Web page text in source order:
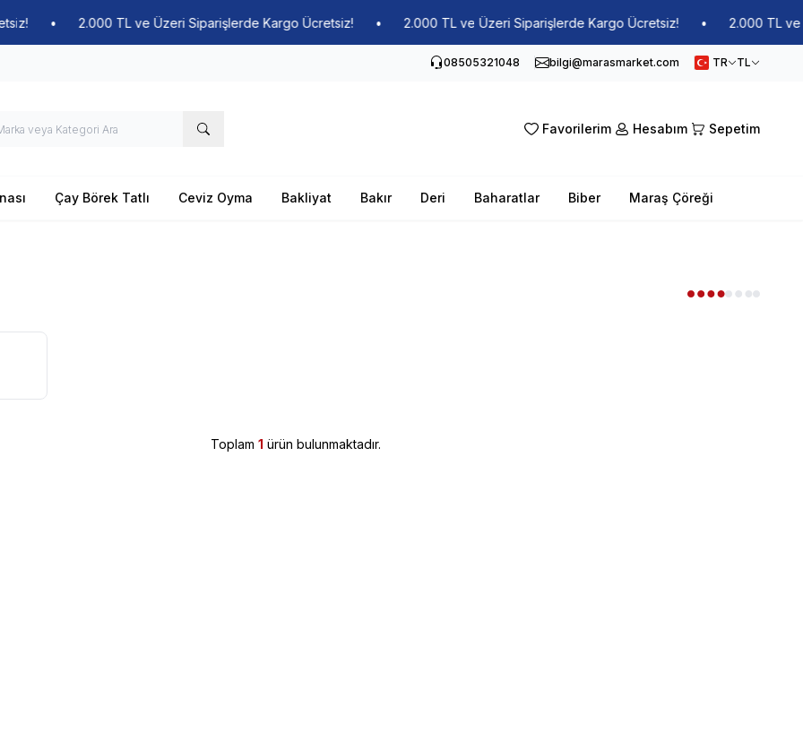
2.000 TL ve Üzeri Siparişlerde Kargo Ücretsiz! • 2.000 TL ve Üzeri Siparişlerde Kargo Ücretsiz! • 2.000 TL ve Üzeri
08505321048 bilgi@marasmarket.com TR TL
Favorilerim Hesabım Sepetim
Çay Börek Tatlı Ceviz Oyma Bakliyat Bakır Deri Baharatlar Biber Maraş Çöreği
Toplam 1 ürün bulunmaktadır.